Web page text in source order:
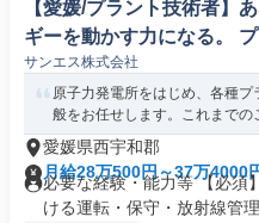
【愛媛/プラント技術者】
ギーを動かす力になる。
サンエス株式会社
原子力発電所をはじめ、各種
般をお任せします。これまでの
愛媛県西宇和郡
月給28万500円～37万4000
必要な経験・能力等 【必須
ける運転・保守・放射線管理